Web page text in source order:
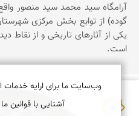
آرامگاه سید محمد سید منصور
گوده) از توابع بخش مرکزی
یکی از آثارهای تاریخی و از نقاط
است.
وب‌سایت ما برای ارایه خدمات
آشنایی با قوانین